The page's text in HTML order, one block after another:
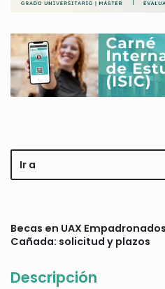
Ir a
Becas en UAX
Cañada: solicitud y plazos
Descripción